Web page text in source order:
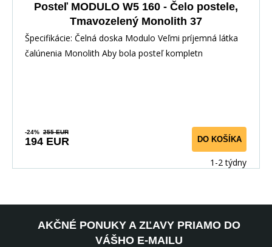
Posteľ MODULO W5 160 - Čelo postele,
Tmavozelený Monolith 37
Špecifikácie: Čelná doska Modulo Veľmi príjemná látka
čalúnenia Monolith Aby bola posteľ kompletn
-24% 255 EUR
194 EUR DO KOŠÍKA
1-2 týdny
AKČNÉ PONUKY A ZĽAVY PRIAMO DO
VÁŠHO E-MAILU